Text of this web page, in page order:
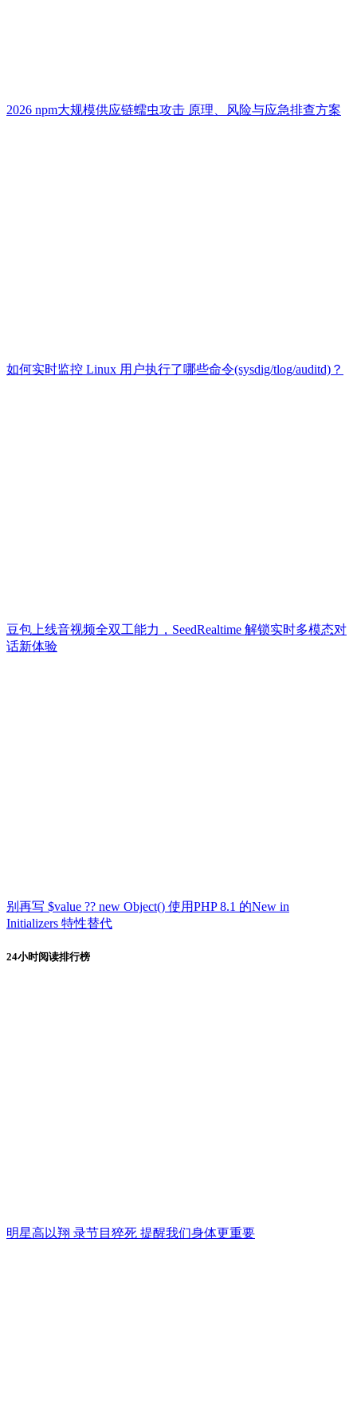
2026 npm大规模供应链蠕虫攻击 原理、风险与应急排查方案
如何实时监控 Linux 用户执行了哪些命令(sysdig/tlog/auditd)？
豆包上线音视频全双工能力，SeedRealtime 解锁实时多模态对
话新体验
别再写 $value ?? new Object() 使用PHP 8.1 的New in
Initializers 特性替代
24小时阅读排行榜
明星高以翔 录节目猝死 提醒我们身体更重要